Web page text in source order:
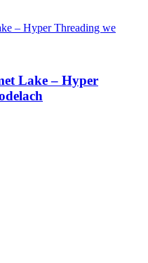
Lake – Hyper